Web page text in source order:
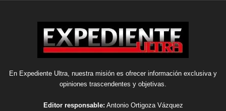
En Expediente Ultra, nuestra misión es ofrecer información exclusiva y
opiniones trascendentes y objetivas.
Editor responsable: Antonio Ortigoza Vázquez